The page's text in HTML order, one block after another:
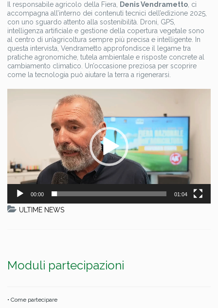
Il responsabile agricolo della Fiera, Denis Vendrametto, ci
accompagna all’interno dei contenuti tecnici dell’edizione 2025,
con uno sguardo attento alla sostenibilità. Droni, GPS,
intelligenza artificiale e gestione della copertura vegetale sono
al centro di un’agricoltura sempre più precisa e intelligente. In
questa intervista, Vendrametto approfondisce il legame tra
pratiche agronomiche, tutela ambientale e risposte concrete al
cambiamento climatico. Un’occasione preziosa per scoprire
come la tecnologia può aiutare la terra a rigenerarsi.
00:00 01:04
ULTIME NEWS
Moduli partecipazioni
• Come partecipare